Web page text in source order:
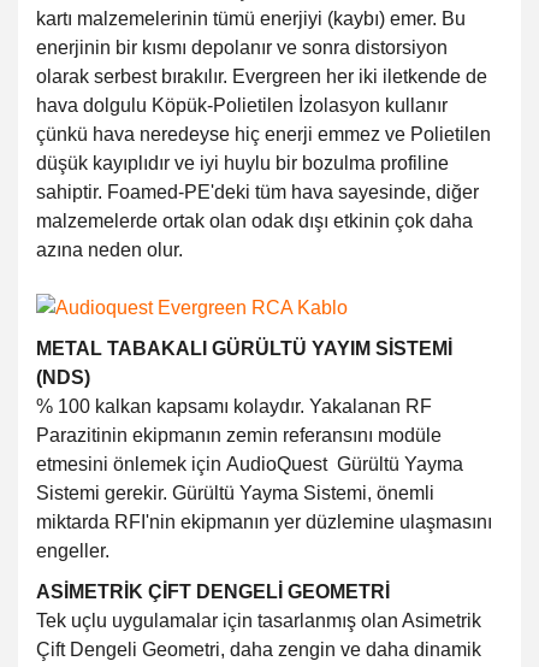
kartı malzemelerinin tümü enerjiyi (kaybı) emer. Bu
enerjinin bir kısmı depolanır ve sonra distorsiyon
olarak serbest bırakılır. Evergreen her iki iletkende de
hava dolgulu Köpük-Polietilen İzolasyon kullanır
çünkü hava neredeyse hiç enerji emmez ve Polietilen
düşük kayıplıdır ve iyi huylu bir bozulma profiline
sahiptir. Foamed-PE'deki tüm hava sayesinde, diğer
malzemelerde ortak olan odak dışı etkinin çok daha
azına neden olur.
METAL TABAKALI GÜRÜLTÜ YAYIM SİSTEMİ
(NDS)
% 100 kalkan kapsamı kolaydır. Yakalanan RF
Parazitinin ekipmanın zemin referansını modüle
etmesini önlemek için AudioQuest Gürültü Yayma
Sistemi gerekir. Gürültü Yayma Sistemi, önemli
miktarda RFI'nin ekipmanın yer düzlemine ulaşmasını
engeller.
ASİMETRİK ÇİFT DENGELİ GEOMETRİ
Tek uçlu uygulamalar için tasarlanmış olan Asimetrik
Çift Dengeli Geometri, daha zengin ve daha dinamik